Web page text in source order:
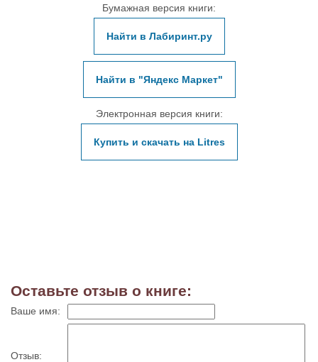
Бумажная версия книги:
Найти в Лабиринт.ру
Найти в "Яндекс Маркет"
Электронная версия книги:
Купить и скачать на Litres
Оставьте отзыв о книге:
Ваше имя:
Отзыв: